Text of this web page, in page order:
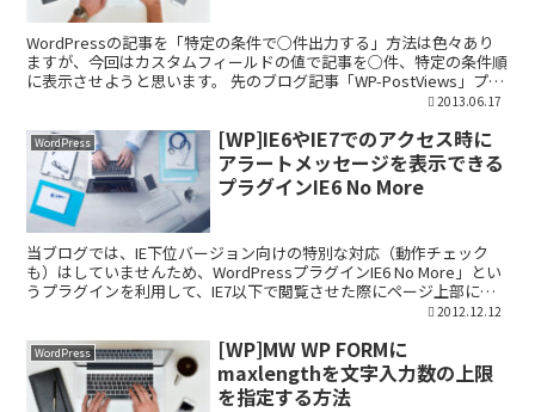
WordPressの記事を「特定の条件で○件出力する」方法は色々あり
ますが、今回はカスタムフィールドの値で記事を○件、特定の条件順
に表示させようと思います。 先のブログ記事「WP-PostViews」プラ
2013.06.17
WordPress
[WP]IE6やIE7でのアクセス時に
アラートメッセージを表示できる
プラグインIE6 No More
当ブログでは、IE下位バージョン向けの特別な対応（動作チェック
も）はしていませんため、WordPressプラグインIE6 No More」とい
うプラグインを利用して、IE7以下で閲覧させた際にページ上部にア
2012.12.12
WordPress
[WP]MW WP FORMに
maxlengthを文字入力数の上限
を指定する方法